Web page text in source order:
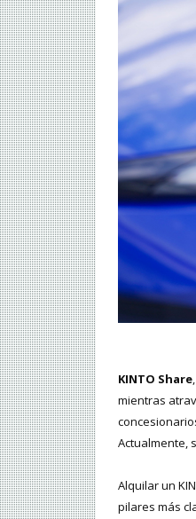
KINTO Share
mientras
Actualmente,
Alquilar un
pilares más